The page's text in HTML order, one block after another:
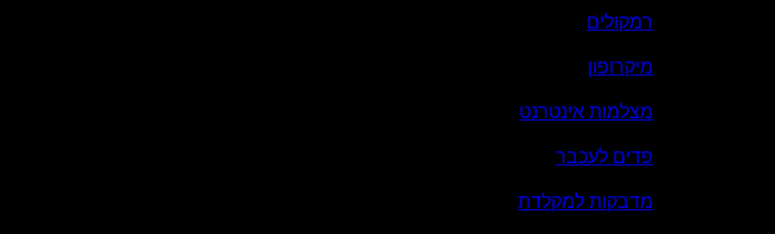
רמקולים
מיקרופון
מצלמות אינטרנט
פדים לעכבר
מדבקות למקלדת